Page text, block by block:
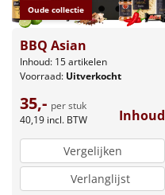
Oude collectie
BBQ Asian
Inhoud: 15 artikelen
Voorraad: Uitverkocht
35,- per stuk
40,19 incl. BTW Inhoud
Vergelijken
Verlanglijst